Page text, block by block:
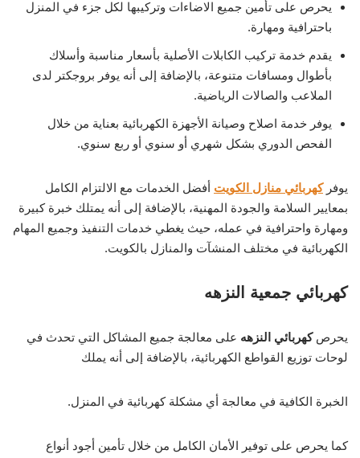
يحرص على تأمين جميع الاضاءات وتركيبها لكل جزء في المنزل
باحترافية ومهارة.
يقدم خدمة تركيب الكابلات الأصلية بأسعار مناسبة وأسلاك
بأطوال ومسافات متنوعة، بالإضافة إلى أنه يوفر بروجكتر لدى
الملاعب والصالات الرياضية.
يوفر خدمة اصلاح وصيانة الأجهزة الكهربائية بعناية من خلال
الفحص الدوري بشكل شهري أو سنوي أو ربع سنوي.
يوفركهربائي منازل الكويت أفضل الخدمات مع الالتزام الكامل
بمعايير السلامة والجودة المهنية، بالإضافة إلى أنه يمتلك خبرة كبيرة
ومهارة واحترافية في عمله، حيث يغطي خدمات التنفيذ وجميع المهام
الكهربائية في مختلف المنشآت والمنازل بالكويت.
كهربائي جمعية النزهه
يحرصكهربائي النزهه على معالجة جميع المشاكل التي تحدث في
لوحات توزيع القواطع الكهربائية، بالإضافة إلى أنه يملك
الخبرة الكافية في معالجة أي مشكلة كهربائية في المنزل.
كما يحرص على توفير الأمان الكامل من خلال تأمين أجود أنواع